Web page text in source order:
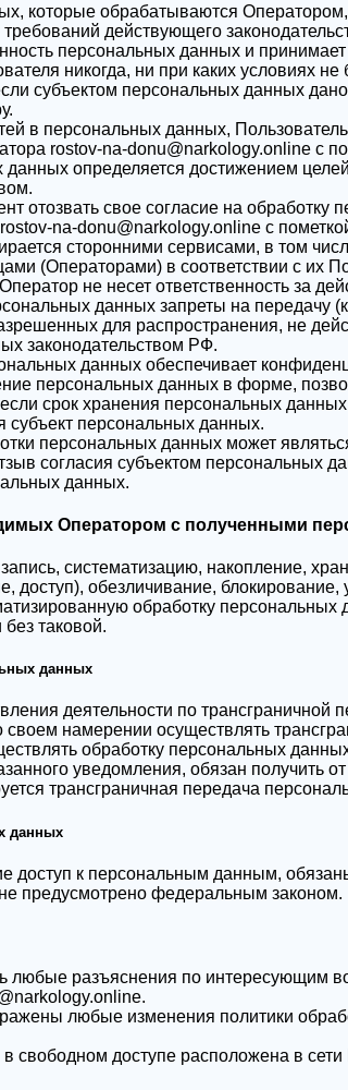
которые обрабатываются
действующего
персональных данных и
никогда, ни при каких условиях
субъектом персональных данных
в персональных данных,
rostov-na-donu@narkology.online с
данных определяется достижением
отозвать свое согласие на
na-donu@narkology.online с
сторонними сервисами, в том
(Операторами) в соответствии с их
не несет ответственность за
данных запреты на передачу
для распространения, не
законодательством РФ.
данных обеспечивает
персональных данных в форме,
срок хранения персональных
субъект персональных данных.
персональных данных может
согласия субъектом
данных.
Оператором с полученными
систематизацию, накопление,
доступ), обезличивание,
обработку
таковой.
данных
деятельности по
намерении осуществлять
обработку персональных
уведомления, обязан получить
трансграничная передача
данных
к персональным данным,
предусмотрено федеральным законом.
любые разъяснения по
любые изменения политики
свободном доступе расположена в